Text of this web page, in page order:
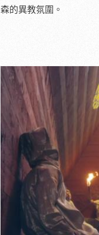
森的異教氛圍。